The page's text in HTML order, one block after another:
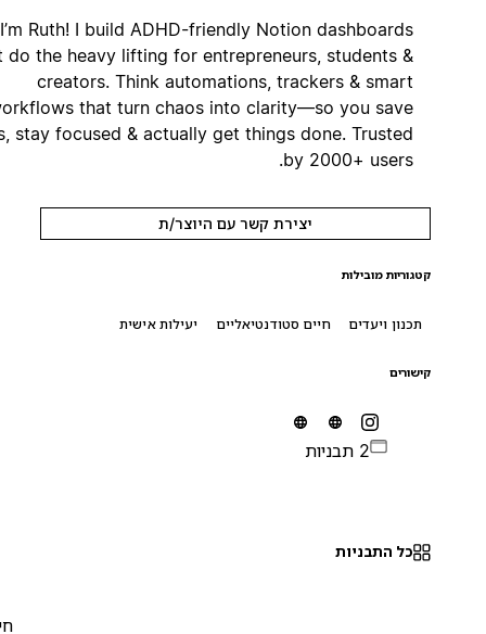
Hi, I’m Ruth! I build ADHD-friendly Notion dashboards
that do the heavy lifting for entrepreneurs, students &
creators. Think automations, trackers & smart
workflows that turn chaos into clarity—so you save
hours, stay focused & actually get things done. Trusted
by 2000+ users.
יצירת קשר עם היוצר/ת
קטגוריות מובילות
תכנון ויעדים חיים סטודנטיאליים יעילות אישית
כל התבניות
0